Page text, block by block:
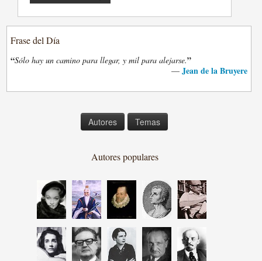
Frase del Día
“Sólo hay un camino para llegar, y mil para alejarse.”
— Jean de la Bruyere
Autores Temas
Autores populares